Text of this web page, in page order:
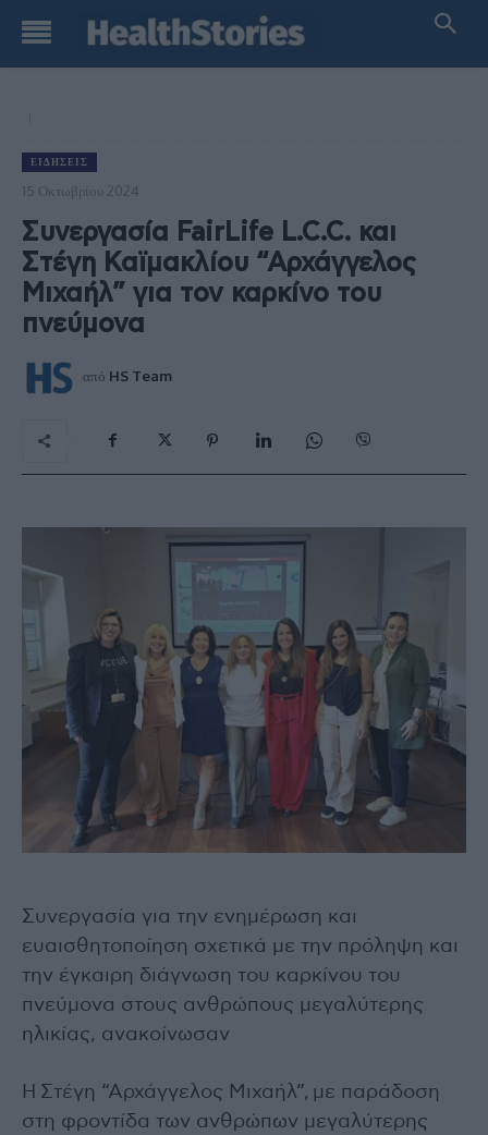
ΕΙΔΉΣΕΙΣ
15 Οκτωβρίου 2024
Συνεργασία FairLife L.C.C. και
Στέγη Καϊμακλίου “Αρχάγγελος
Μιχαήλ” για τον καρκίνο του
πνεύμονα
από HS Team
Συνεργασία για την ενημέρωση και
ευαισθητοποίηση σχετικά με την πρόληψη και
την έγκαιρη διάγνωση του καρκίνου του
πνεύμονα στους ανθρώπους μεγαλύτερης
ηλικίας, ανακοίνωσαν
Η Στέγη “Αρχάγγελος Μιχαήλ”, με παράδοση
στη φροντίδα των ανθρώπων μεγαλύτερης